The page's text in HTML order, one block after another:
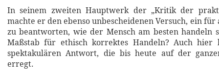
In seinem zweiten Hauptwerk der „Kritik der
machte er den ebenso unbescheidenen Versuch, ein für
zu beantworten, wie der Mensch am besten handeln
Maßstab für ethisch korrektes Handeln? Auch
spektakulären Antwort, die bis heute auf der
erregt.